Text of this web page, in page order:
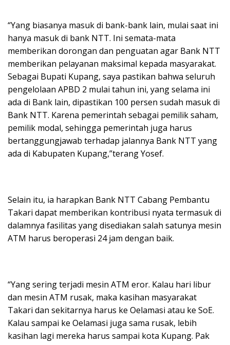
“Yang biasanya masuk di bank-bank lain, mulai saat ini
hanya masuk di bank NTT. Ini semata-mata
memberikan dorongan dan penguatan agar Bank NTT
memberikan pelayanan maksimal kepada masyarakat.
Sebagai Bupati Kupang, saya pastikan bahwa seluruh
pengelolaan APBD 2 mulai tahun ini, yang selama ini
ada di Bank lain, dipastikan 100 persen sudah masuk di
Bank NTT. Karena pemerintah sebagai pemilik saham,
pemilik modal, sehingga pemerintah juga harus
bertanggungjawab terhadap jalannya Bank NTT yang
ada di Kabupaten Kupang,”terang Yosef.
Selain itu, ia harapkan Bank NTT Cabang Pembantu
Takari dapat memberikan kontribusi nyata termasuk di
dalamnya fasilitas yang disediakan salah satunya mesin
ATM harus beroperasi 24 jam dengan baik.
“Yang sering terjadi mesin ATM eror. Kalau hari libur
dan mesin ATM rusak, maka kasihan masyarakat
Takari dan sekitarnya harus ke Oelamasi atau ke SoE.
Kalau sampai ke Oelamasi juga sama rusak, lebih
kasihan lagi mereka harus sampai kota Kupang. Pak